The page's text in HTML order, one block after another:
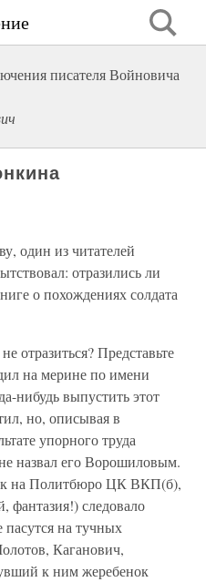
писателя Войновича
один из читателей
отразились ли
о похождениях солдата
отразиться? Представьте
на мерине по имени
нибудь выпустить этот
но, описывая в
упорного труда
назвал его Ворошиловым.
на Политбюро ЦК ВКП(б),
фантазия!) следовало
пасутся на тучных
Каганович,
к ним жеребенок